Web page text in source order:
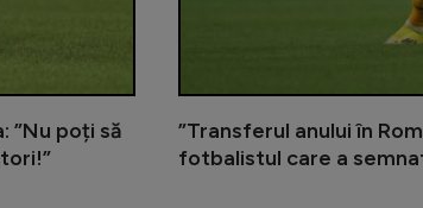
”Nu poți să
”Transferul anului în
fotbalistul care a